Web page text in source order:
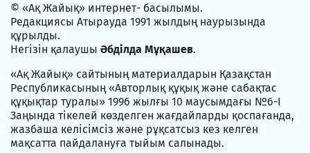
© «Ақ Жайық» интернет- басылымы.
Редакциясы Атырауда 1991 жылдың наурызында
құрылды.
Негізін қалаушы Әбділда Мұқашев.
«Ақ Жайық» сайтының материалдарын Қазақстан
Республикасының «Авторлық құқық және сабақтас
құқықтар туралы» 1996 жылғы 10 маусымдағы №6-I
Заңында тікелей көзделген жағдайларды қоспағанда,
жазбаша келісімсіз және рұқсатсыз кез келген
мақсатта пайдалануға тыйым салынады.